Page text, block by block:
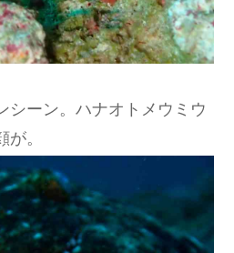
シーン。ハナオトメウミウ
。